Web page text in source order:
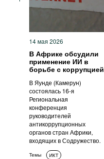
14 мая 2026
В Африке обсудили
применение ИИ в
борьбе с коррупцией
В Яунде (Камерун)
состоялась 16-я
Региональная
конференция
руководителей
антикоррупционных
органов стран Африки,
входящих в Содружество.
Темы ИКТ